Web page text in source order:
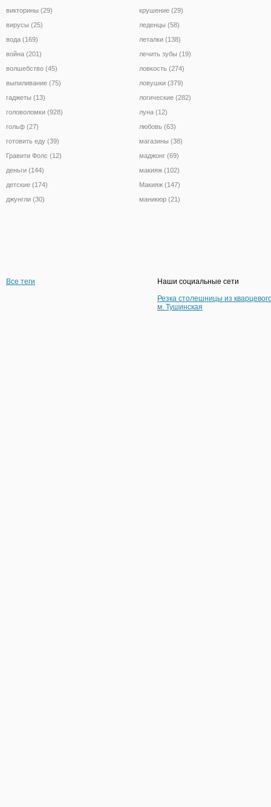
викторины (29)
вирусы (25)
вода (169)
война (201)
волшебство (45)
выпиливание (75)
гаджеты (13)
головоломки (928)
гольф (27)
готовить еду (39)
Гравити Фолс (12)
деньги (144)
детские (174)
джунгли (30)
крушение (29)
леденцы (58)
леталки (138)
лечить зубы (19)
ловкость (274)
ловушки (379)
логические (282)
луна (12)
любовь (63)
магазины (38)
маджонг (69)
макияж (102)
Макияж (147)
маникюр (21)
Все теги
Наши социальные сети
Резка столешницы из
м. Тушинская